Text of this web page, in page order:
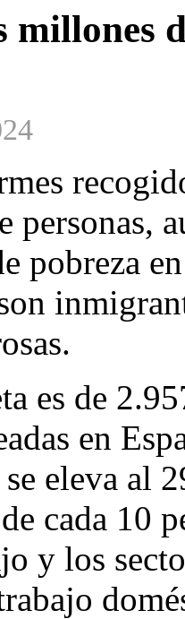
millones
personas,
pobreza
es de
en
eleva al
cada 10
y los